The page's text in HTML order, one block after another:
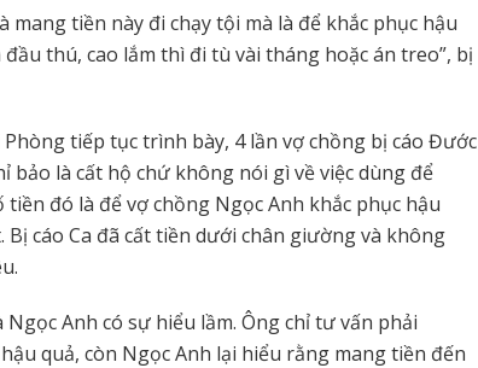
mang tiền này đi chạy tội mà là để khắc phục hậu
thú, cao lắm thì đi tù vài tháng hoặc án treo”, bị
Phòng tiếp tục trình bày, 4 lần vợ chồng bị cáo Đước
bảo là cất hộ chứ không nói gì về việc dùng để
tiền đó là để vợ chồng Ngọc Anh khắc phục hậu
cáo Ca đã cất tiền dưới chân giường và không
Anh có sự hiểu lầm. Ông chỉ tư vấn phải
quả, còn Ngọc Anh lại hiểu rằng mang tiền đến